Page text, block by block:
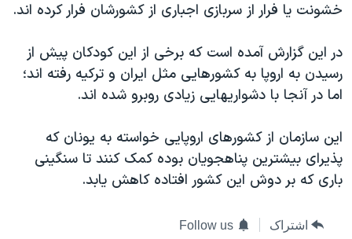
گالری عکس
آرشیو پخش زنده
اعتراضات زن، زندگی، آزادی
مجموعه مستندهای دادخواهی
دادگاه حمید نوری
چهل سال گروگان‌گیری
اعتراضات مردمی آبان ۹۸
زبانهای مختلف
خشونت یا فرار از سربازی اجباری از کشورشان فرار کرده اند.
در این گزارش آمده است که برخی از این کودکان پیش از
رسیدن به اروپا به کشورهایی مثل ایران و ترکیه رفته اند؛
اما در آنجا با دشواریهایی زیادی روبرو شده اند.
این سازمان از کشورهای اروپایی خواسته به یونان که
پذیرای بیشترین پناهجویان بوده کمک کنند تا سنگینی
باری که بر دوش این کشور افتاده کاهش یابد.
اشتراک Follow us